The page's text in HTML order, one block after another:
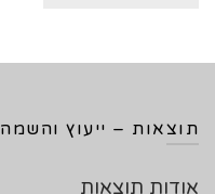
תוצאות – ייעוץ והשמה
אודות תוצאות